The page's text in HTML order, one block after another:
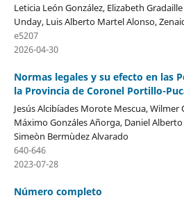
Leticia León González, Elizabeth
Unday, Luis Alberto Martel Alonso,
e5207
2026-04-30
Normas legales y su efecto en las
la Provincia de Coronel Portillo-
Jesús Alcibíades Morote Mescua, Wilmer
Máximo Gonzáles Añorga, Daniel
Simeòn Bermùdez Alvarado
640-646
2023-07-28
Número completo